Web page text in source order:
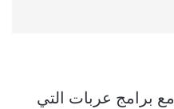
قد لا يعمل بحث Spotlight مع برامج عربات التي